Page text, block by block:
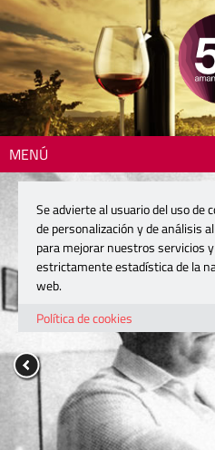
MENÚ
Se advierte al usuario del uso de
de personalización y de análisis
para mejorar nuestros servicios
estrictamente estadística de la
web.
Política de cookies